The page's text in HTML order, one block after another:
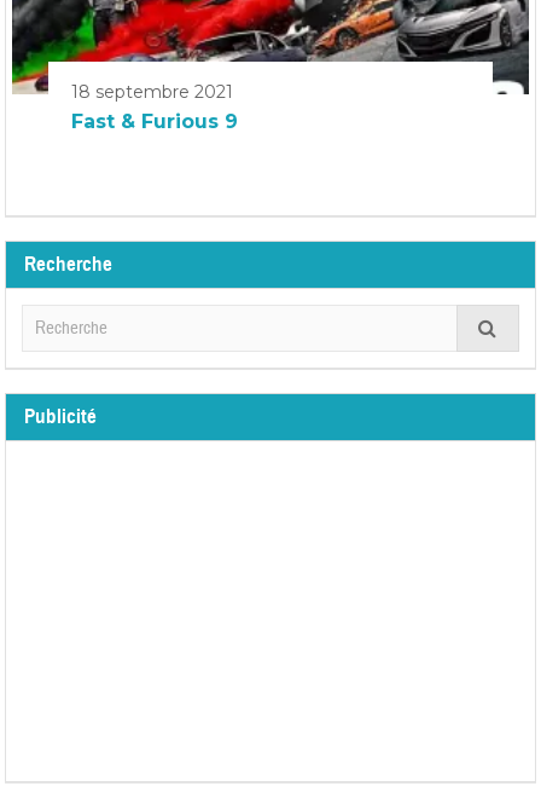
18 septembre 2021
Fast & Furious 9
Recherche
Publicité